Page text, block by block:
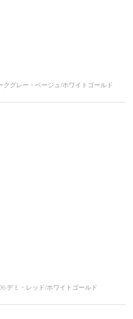
グレー・ベージュ/ホワイトゴールド
デミ・レッド/ホワイトゴールド